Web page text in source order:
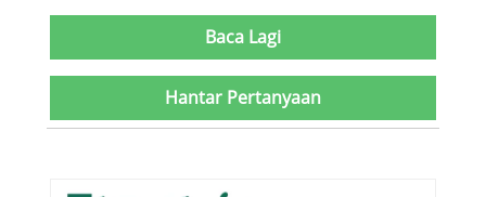
Baca Lagi
Hantar Pertanyaan